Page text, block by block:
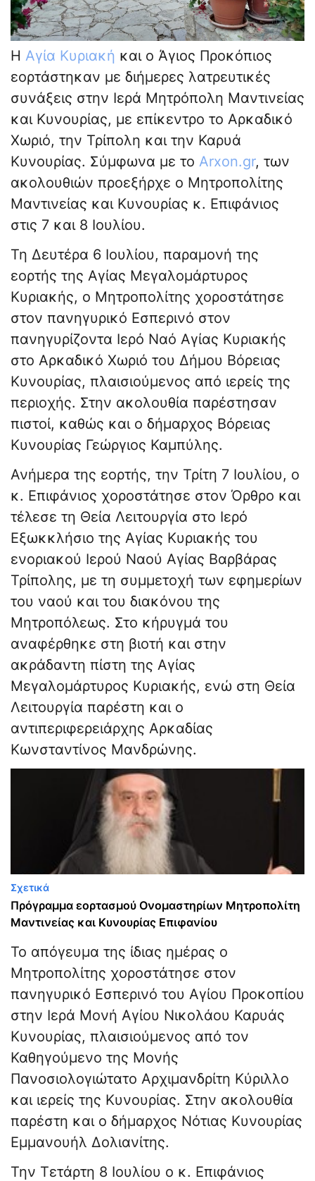
Η Αγία Κυριακή και ο Άγιος Προκόπιος
εορτάστηκαν με διήμερες λατρευτικές
συνάξεις στην Ιερά Μητρόπολη Μαντινείας
και Κυνουρίας, με επίκεντρο το Αρκαδικό
Χωριό, την Τρίπολη και την Καρυά
Κυνουρίας. Σύμφωνα με το Arxon.gr, των
ακολουθιών προεξήρχε ο Μητροπολίτης
Μαντινείας και Κυνουρίας κ. Επιφάνιος
στις 7 και 8 Ιουλίου.
Τη Δευτέρα 6 Ιουλίου, παραμονή της
εορτής της Αγίας Μεγαλομάρτυρος
Κυριακής, ο Μητροπολίτης χοροστάτησε
στον πανηγυρικό Εσπερινό στον
πανηγυρίζοντα Ιερό Ναό Αγίας Κυριακής
στο Αρκαδικό Χωριό του Δήμου Βόρειας
Κυνουρίας, πλαισιούμενος από ιερείς της
περιοχής. Στην ακολουθία παρέστησαν
πιστοί, καθώς και ο δήμαρχος Βόρειας
Κυνουρίας Γεώργιος Καμπύλης.
Ανήμερα της εορτής, την Τρίτη 7 Ιουλίου, ο
κ. Επιφάνιος χοροστάτησε στον Όρθρο και
τέλεσε τη Θεία Λειτουργία στο Ιερό
Εξωκκλήσιο της Αγίας Κυριακής του
ενοριακού Ιερού Ναού Αγίας Βαρβάρας
Τρίπολης, με τη συμμετοχή των εφημερίων
του ναού και του διακόνου της
Μητροπόλεως. Στο κήρυγμά του
αναφέρθηκε στη βιοτή και στην
ακράδαντη πίστη της Αγίας
Μεγαλομάρτυρος Κυριακής, ενώ στη Θεία
Λειτουργία παρέστη και ο
αντιπεριφερειάρχης Αρκαδίας
Κωνσταντίνος Μανδρώνης.
Σχετικά
Πρόγραμμα εορτασμού Ονομαστηρίων Μητροπολίτη
Μαντινείας και Κυνουρίας Επιφανίου
Το απόγευμα της ίδιας ημέρας ο
Μητροπολίτης χοροστάτησε στον
πανηγυρικό Εσπερινό του Αγίου Προκοπίου
στην Ιερά Μονή Αγίου Νικολάου Καρυάς
Κυνουρίας, πλαισιούμενος από τον
Καθηγούμενο της Μονής
Πανοσιολογιώτατο Αρχιμανδρίτη Κύριλλο
και ιερείς της Κυνουρίας. Στην ακολουθία
παρέστη και ο δήμαρχος Νότιας Κυνουρίας
Εμμανουήλ Δολιανίτης.
Την Τετάρτη 8 Ιουλίου ο κ. Επιφάνιος